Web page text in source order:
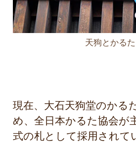
天狗とかる
現在、大石天狗堂のかる
め、全日本かるた協会が
式の札として採用されて